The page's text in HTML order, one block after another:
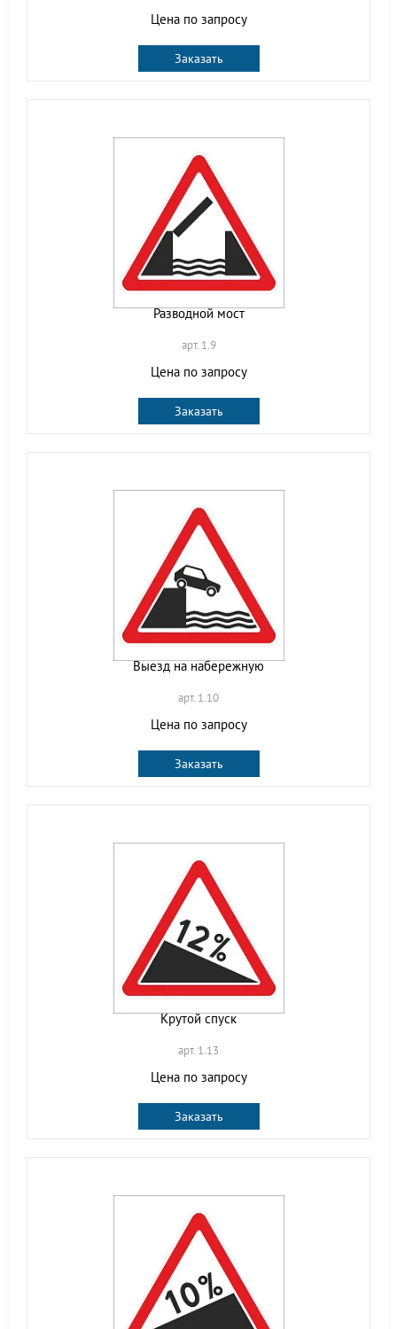
Цена по запросу
Заказать
Разводной мост
арт. 1.9
Цена по запросу
Заказать
Выезд на набережную
арт. 1.10
Цена по запросу
Заказать
Крутой спуск
арт. 1.13
Цена по запросу
Заказать